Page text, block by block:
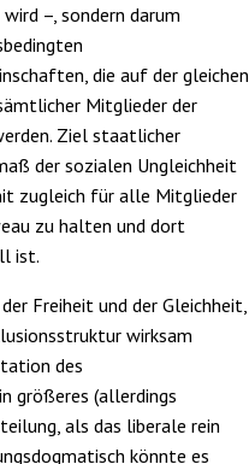
–, sondern darum
die auf der gleichen
Mitglieder der
Ziel staatlicher
der sozialen Ungleichheit
zugleich für alle Mitglieder
zu halten und dort
ist.
Freiheit und der Gleichheit,
wirksam
des
größeres (allerdings
als das liberale rein
könnte es